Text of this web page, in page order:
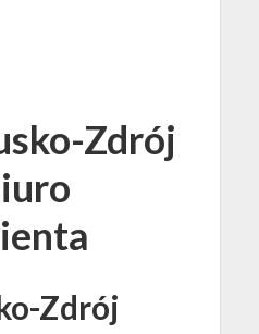
Zdrój
Zdrój